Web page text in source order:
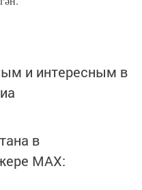
и интересным в
в
MАХ: